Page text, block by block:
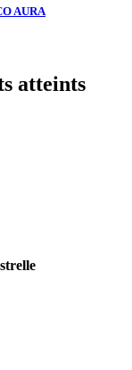
AURA
atteints